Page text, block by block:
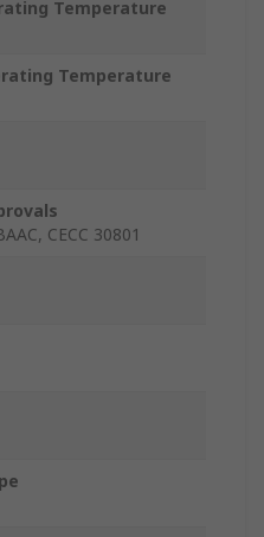
Temperature
Temperature
CECC 30801